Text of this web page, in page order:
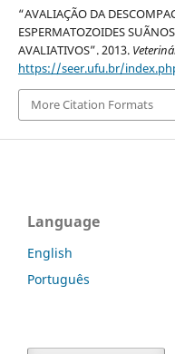
“AVALIAÇÃO DA
ESPERMATOZOIDES
AVALIATIVOS”. 2013.
https://seer.ufu.br/
More Citation Formats
Language
English
Português